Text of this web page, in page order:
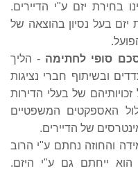
בחירת יזם ע"י הדיירים.
יזם בעל נסיון בהוצאה של
סופי לחתימה - הליך
ובשיתוף חברי נציגות
של בעלי הדירות
האספקטים המשפטיים
של הדיירים.
והחוזה נחתם ע"י הרוב
הוא ייחתם גם ע"י היזם.